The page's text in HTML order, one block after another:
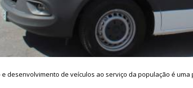
desenvolvimento de veículos ao serviço da população é